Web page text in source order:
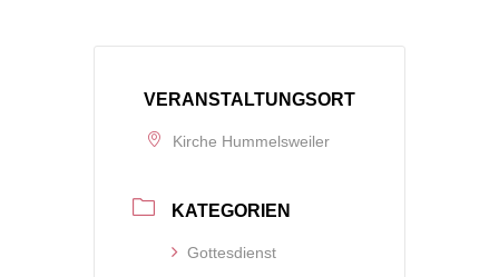
VERANSTALTUNGSORT
Kirche Hummelsweiler
KATEGORIEN
Gottesdienst